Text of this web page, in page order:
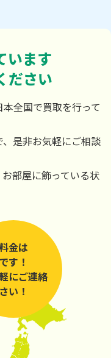
います
ださい
全国で買取を行って
是非お気軽にご相談
部屋に飾っている状
金は
す！
にご連絡
い！